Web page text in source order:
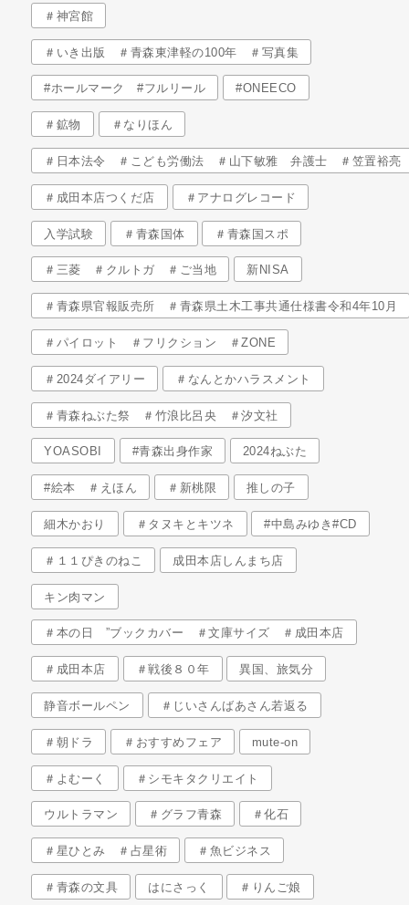
＃神宮館
＃いき出版 ＃青森東津軽の100年 ＃写真集
#ホールマーク #フルリール #ONEECO
＃鉱物 ＃なりほん
＃日本法令 ＃こども労働法 ＃山下敏雅 弁護士 ＃笠置裕亮
＃成田本店つくだ店 ＃アナログレコード
入学試験 ＃青森国体 ＃青森国スポ
＃三菱 ＃クルトガ ＃ご当地 新NISA
＃青森県官報販売所 ＃青森県土木工事共通仕様書令和4年10月
＃パイロット ＃フリクション ＃ZONE
＃2024ダイアリー ＃なんとかハラスメント
＃青森ねぶた祭 ＃竹浪比呂央 ＃汐文社
YOASOBI #青森出身作家 2024ねぶた
#絵本 ＃えほん ＃新桃限 推しの子
細木かおり ＃タヌキとキツネ #中島みゆき#CD
＃１１ぴきのねこ 成田本店しんまち店
キン肉マン
＃本の日 ”ブックカバー ＃文庫サイズ ＃成田本店
＃成田本店 ＃戦後８０年 異国、旅気分
静音ボールペン ＃じいさんばあさん若返る
＃朝ドラ ＃おすすめフェア mute-on
＃よむーく ＃シモキタクリエイト
ウルトラマン ＃グラフ青森 ＃化石
＃星ひとみ ＃占星術 ＃魚ビジネス
＃青森の文具 はにさっく ＃りんご娘